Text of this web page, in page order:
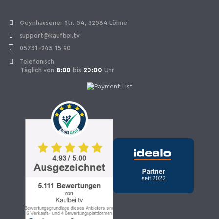
Oeynhausener Str. 54, 32584 Löhne
support@kaufbei.tv
05731-245 15 90
Telefonisch
Täglich von 8:00 bis 20:00 Uhr